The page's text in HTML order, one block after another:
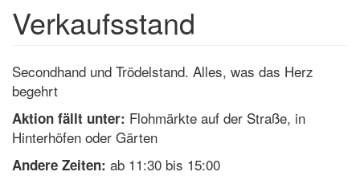
Verkaufsstand
Secondhand und Trödelstand. Alles, was das Herz
begehrt
Aktion fällt unter: Flohmärkte auf der Straße, in
Hinterhöfen oder Gärten
Andere Zeiten: ab 11:30 bis 15:00